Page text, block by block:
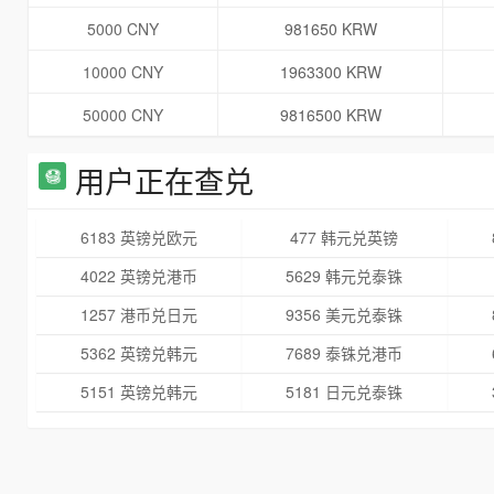
5000 CNY
981650 KRW
10000 CNY
1963300 KRW
50000 CNY
9816500 KRW
用户正在查兑
6183 英镑兑欧元 477 韩元兑英镑
4022 英镑兑港币
5629 韩元兑泰铢
1257 港币兑日元
9356 美元兑泰铢
5362 英镑兑韩元
7689 泰铢兑港币
5151 英镑兑韩元
5181 日元兑泰铢